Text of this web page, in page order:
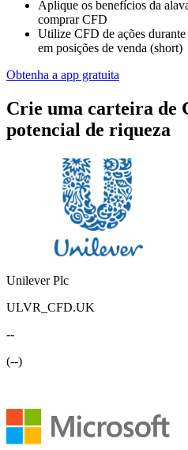
Aplique os benefícios da
comprar CFD
Utilize CFD de ações
em posições de venda (short)
Obtenha a app gratuita
Crie uma carteira de
potencial de riqueza
Unilever Plc
ULVR_CFD.UK
--
(--)